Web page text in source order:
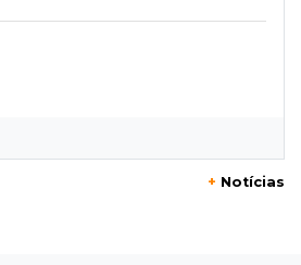
de 11,5%
+ Notícias